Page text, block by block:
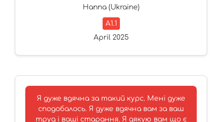
Hanna (Ukraine)
A1.1
April 2025
Я дуже вдячна за такий курс. Мені дуже
сподобалось. Я дуже вдячна вам за ваш
труд і ваші старання. Я дякую вам що є